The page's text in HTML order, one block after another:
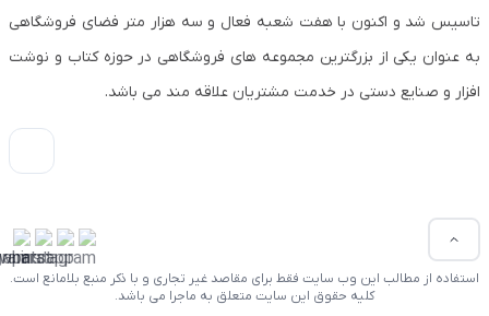
تاسیس شد و اکنون با هفت شعبه فعال و سه هزار متر فضای فروشگاهی
به عنوان یکی از بزرگترین مجموعه های فروشگاهی در حوزه کتاب و نوشت
افزار و صنایع دستی در خدمت مشتریان علاقه مند می باشد.
استفاده از مطالب این وب سایت فقط برای مقاصد غیر تجاری و با ذکر منبع بلامانع است.
کلیه حقوق این سایت متعلق به ماجرا می باشد.